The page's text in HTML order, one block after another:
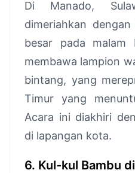
Di Manado,
dimeriahkan
besar pada malam
membawa lampion
bintang, yang
Timur yang
Acara ini diakhiri
di lapangan kota.
6. Kul-kul Bambu